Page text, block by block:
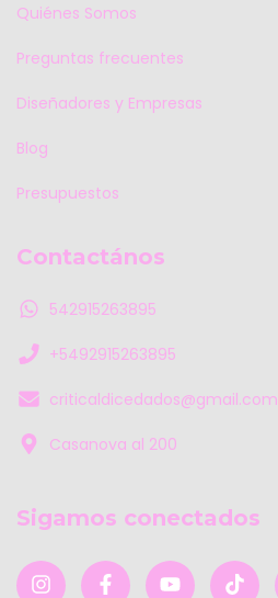
Quiénes Somos
Preguntas frecuentes
Diseñadores y Empresas
Blog
Presupuestos
Contactános
542915263895
+5492915263895
criticaldicedados@gmail.com
Casanova al 200
Sigamos conectados